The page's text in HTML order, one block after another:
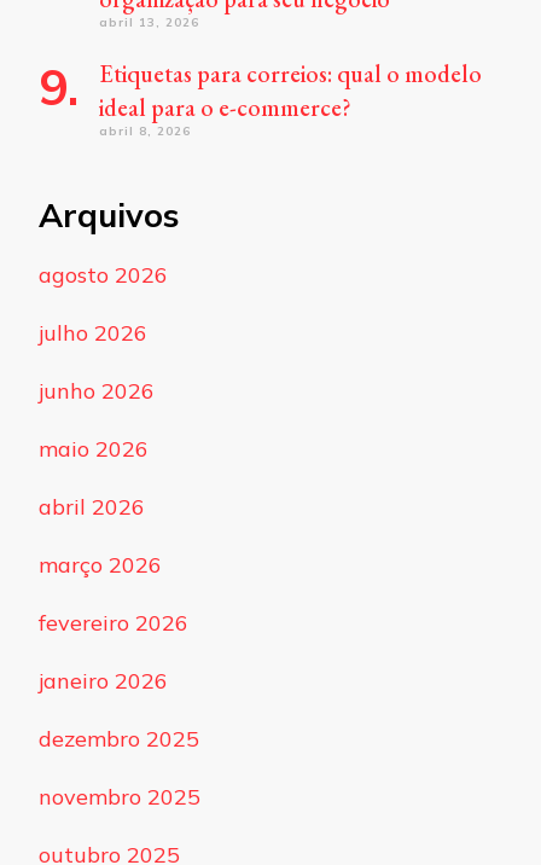
abril 13, 2026
Etiquetas para correios: qual o modelo
ideal para o e-commerce?
abril 8, 2026
Arquivos
agosto 2026
julho 2026
junho 2026
maio 2026
abril 2026
março 2026
fevereiro 2026
janeiro 2026
dezembro 2025
novembro 2025
outubro 2025